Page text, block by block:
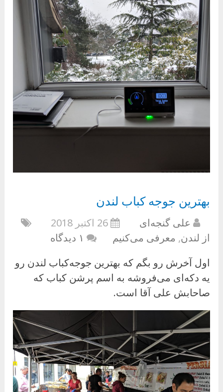
بهترین جوجه کباب لندن
علی گنجه‌ای
26 اکتبر 2018
از لندن, معرفی می‌کنیم
۱ دیدگاه
اول آخرش رو بگم که بهترین جوجه‌کباب لندن رو
یه دکه‌ای می‌فروشه به اسم پرشن کباب که
صاحابش علی آقا است.